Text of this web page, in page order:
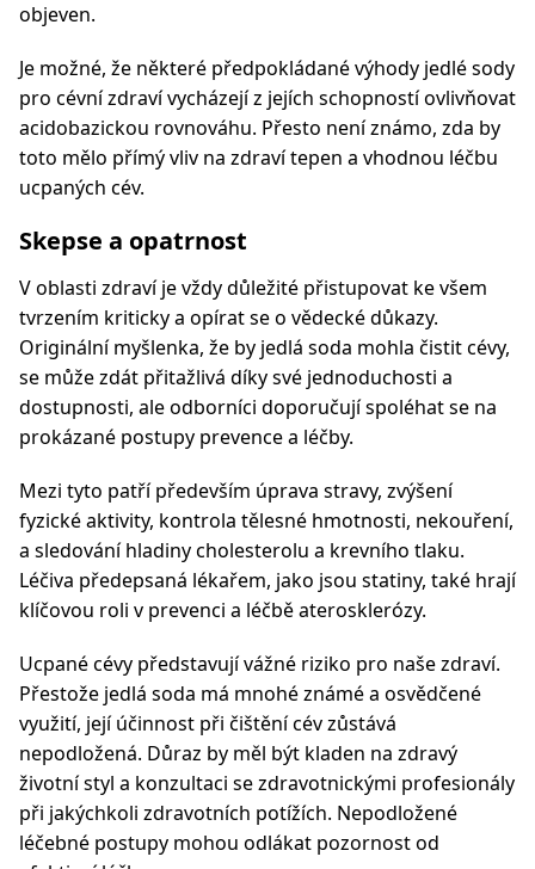
objeven.
Je možné, že některé předpokládané výhody jedlé sody
pro cévní zdraví vycházejí z jejích schopností ovlivňovat
acidobazickou rovnováhu. Přesto není známo, zda by
toto mělo přímý vliv na zdraví tepen a vhodnou léčbu
ucpaných cév.
Skepse a opatrnost
V oblasti zdraví je vždy důležité přistupovat ke všem
tvrzením kriticky a opírat se o vědecké důkazy.
Originální myšlenka, že by jedlá soda mohla čistit cévy,
se může zdát přitažlivá díky své jednoduchosti a
dostupnosti, ale odborníci doporučují spoléhat se na
prokázané postupy prevence a léčby.
Mezi tyto patří především úprava stravy, zvýšení
fyzické aktivity, kontrola tělesné hmotnosti, nekouření,
a sledování hladiny cholesterolu a krevního tlaku.
Léčiva předepsaná lékařem, jako jsou statiny, také hrají
klíčovou roli v prevenci a léčbě aterosklerózy.
Ucpané cévy představují vážné riziko pro naše zdraví.
Přestože jedlá soda má mnohé známé a osvědčené
využití, její účinnost při čištění cév zůstává
nepodložená. Důraz by měl být kladen na zdravý
životní styl a konzultaci se zdravotnickými profesionály
při jakýchkoli zdravotních potížích. Nepodložené
léčebné postupy mohou odlákat pozornost od